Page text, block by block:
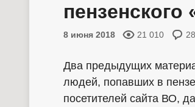
пензенского
8 июня 2018 21 010
Два предыдущих
людей, попавших в
посетителей сайта ВО,